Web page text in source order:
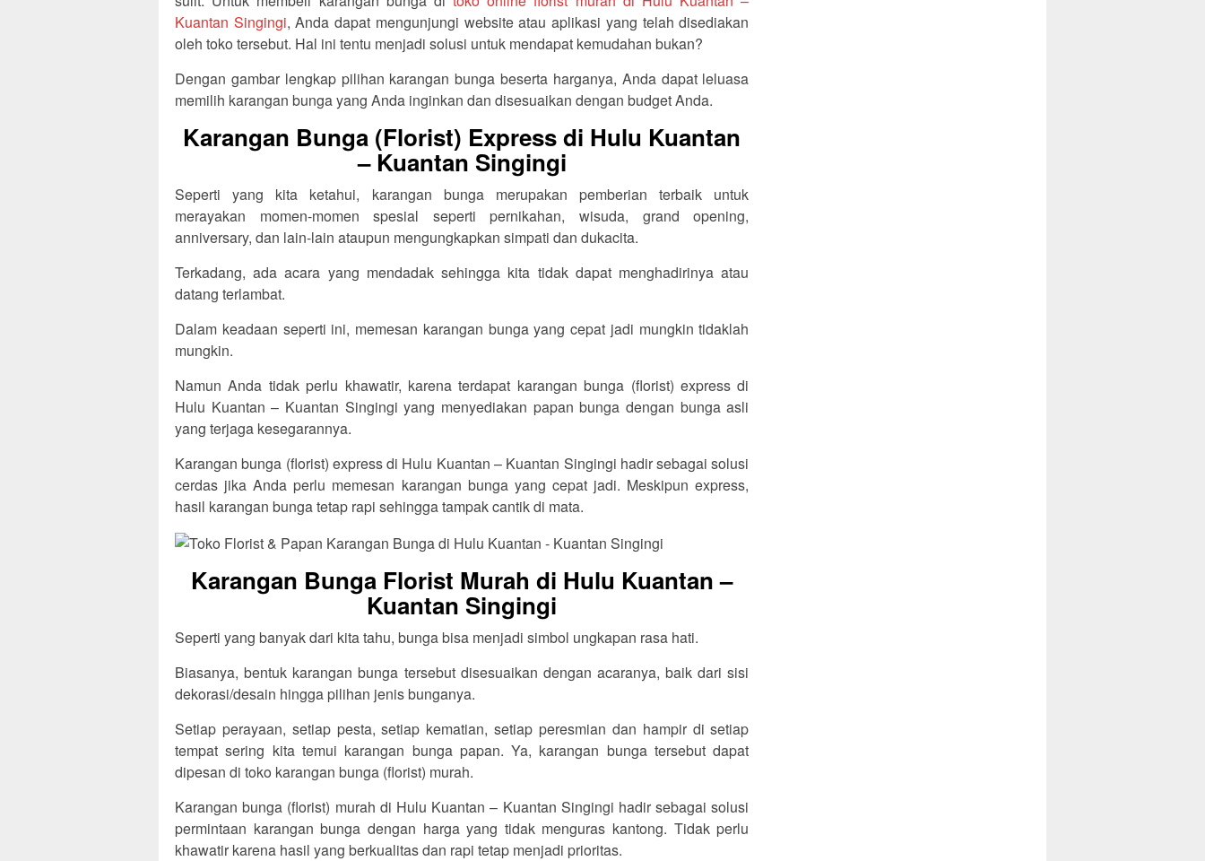
Kuantan Singingi, Anda dapat mengunjungi website atau aplikasi yang telah disediakan
oleh toko tersebut. Hal ini tentu menjadi solusi untuk mendapat kemudahan bukan?
Dengan gambar lengkap pilihan karangan bunga beserta harganya, Anda dapat leluasa
memilih karangan bunga yang Anda inginkan dan disesuaikan dengan budget Anda.
Karangan Bunga (Florist) Express di Hulu Kuantan
– Kuantan Singingi
Seperti yang kita ketahui, karangan bunga merupakan pemberian terbaik untuk
merayakan momen-momen spesial seperti pernikahan, wisuda, grand opening,
anniversary, dan lain-lain ataupun mengungkapkan simpati dan dukacita.
Terkadang, ada acara yang mendadak sehingga kita tidak dapat menghadirinya atau
datang terlambat.
Dalam keadaan seperti ini, memesan karangan bunga yang cepat jadi mungkin tidaklah
mungkin.
Namun Anda tidak perlu khawatir, karena terdapat karangan bunga (florist) express di
Hulu Kuantan – Kuantan Singingi yang menyediakan papan bunga dengan bunga asli
yang terjaga kesegarannya.
Karangan bunga (florist) express di Hulu Kuantan – Kuantan Singingi hadir sebagai solusi
cerdas jika Anda perlu memesan karangan bunga yang cepat jadi. Meskipun express,
hasil karangan bunga tetap rapi sehingga tampak cantik di mata.
Karangan Bunga Florist Murah di Hulu Kuantan –
Kuantan Singingi
Seperti yang banyak dari kita tahu, bunga bisa menjadi simbol ungkapan rasa hati.
Biasanya, bentuk karangan bunga tersebut disesuaikan dengan acaranya, baik dari sisi
dekorasi/desain hingga pilihan jenis bunganya.
Setiap perayaan, setiap pesta, setiap kematian, setiap peresmian dan hampir di setiap
tempat sering kita temui karangan bunga papan. Ya, karangan bunga tersebut dapat
dipesan di toko karangan bunga (florist) murah.
Karangan bunga (florist) murah di Hulu Kuantan – Kuantan Singingi hadir sebagai solusi
permintaan karangan bunga dengan harga yang tidak menguras kantong. Tidak perlu
khawatir karena hasil yang berkualitas dan rapi tetap menjadi prioritas.